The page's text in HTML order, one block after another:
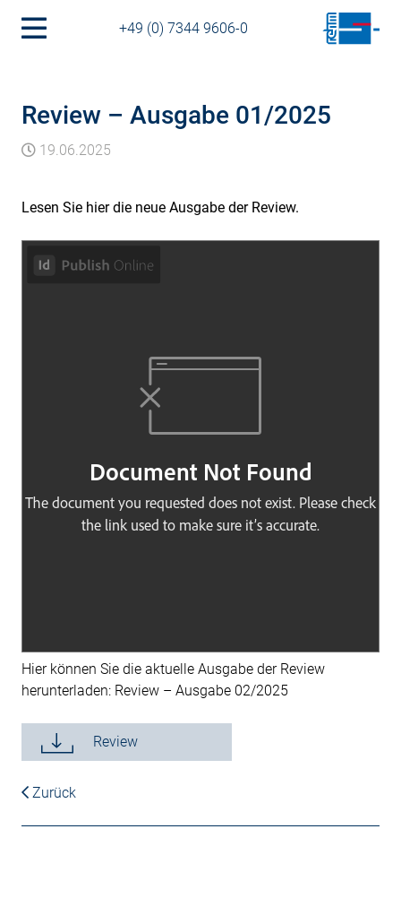
+49 (0) 7344 9606-0
Review – Ausgabe 01/2025
19.06.2025
Lesen Sie hier die neue Ausgabe der Review.
Hier können Sie die aktuelle Ausgabe der Review
herunterladen: Review – Ausgabe 02/2025
Review
Zurück